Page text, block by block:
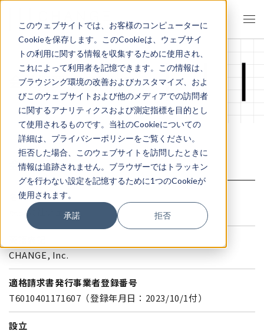
このウェブサイトでは、お客様のコンピューターに
Cookieを保存します。このCookieは、ウェブサイ
トの利用に関する情報を収集するために使用され、
これによって利用者を記憶できます。この情報は、
ブラウジング環境の改善およびカスタマイズ、およ
びこのウェブサイトおよび他のメディアでの訪問者
に関するアナリティクスおよび測定指標を目的とし
て使用されるものです。当社のCookieについての
詳細は、プライバシーポリシーをご覧ください。
拒否した場合、このウェブサイトを訪問したときに
情報は追跡されません。ブラウザーではトラッキン
グを行わない設定を記憶するために1つのCookieが
使用されます。
承諾 拒否
会社概要・アクセス
会社概要
名称
株式会社チェンジ
CHANGE, Inc.
適格請求書発行事業者登録番号
T6010401171607（登録年月日：2023/10/1付）
設立